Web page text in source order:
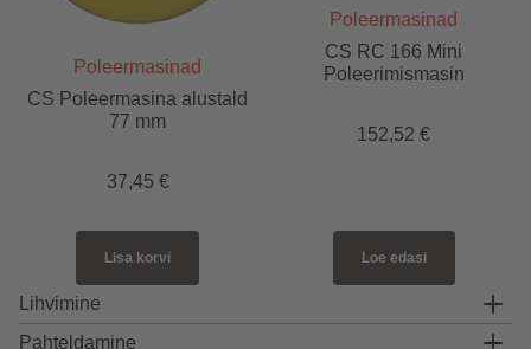
Poleermasinad
CS Poleermasina alustald
77 mm
37,45 €
Lisa korvi
Poleermasinad
CS RC 166 Mini
Poleerimismasin
152,52 €
Loe edasi
Lihvimine
Pahteldamine